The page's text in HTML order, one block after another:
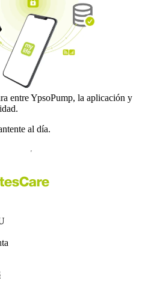
entre YpsoPump, la aplicación y
al día.